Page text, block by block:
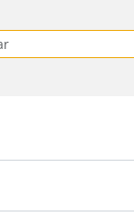
busca